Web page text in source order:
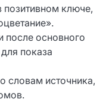
ключе,
после основного
показа
словам источника,